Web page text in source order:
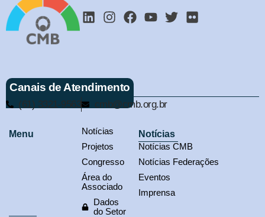
Canais de Atendimento
(61) 3321-9563 cmb@cmb.org.br
Menu
Notícias
Projetos
Congresso
Área do
Associado
Dados
do Setor
Notícias
Notícias CMB
Notícias Federações
Eventos
Imprensa